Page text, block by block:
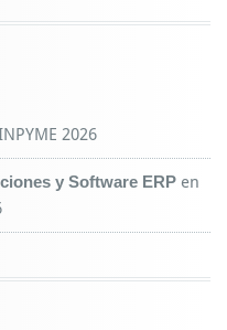
2026
y Software ERP en